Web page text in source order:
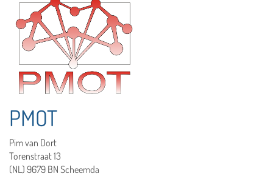
PMOT
Pim van Dort
Torenstraat 13
(NL) 9679 BN Scheemda